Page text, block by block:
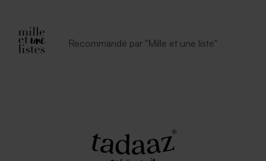
Recommandé par "Mille et une liste"